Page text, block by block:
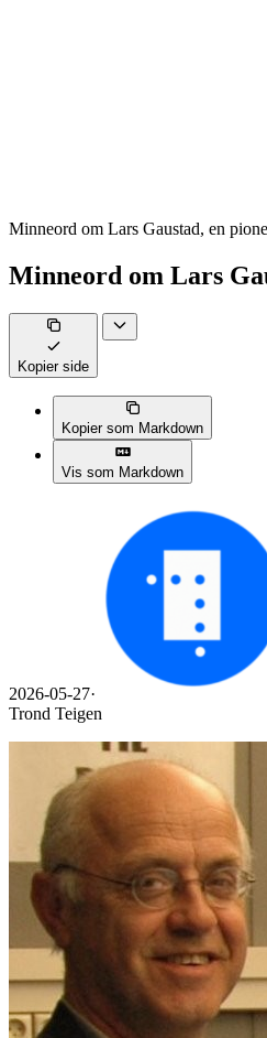
Minneord om Lars Gaustad, en
Minneord om Lars
Kopier side
Kopier som Markdown
Vis som Markdown
2026-05-27·
Trond Teigen